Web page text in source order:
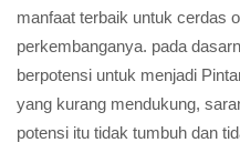
manfaat terbaik untuk cerdas
perkembanganya. pada
berpotensi untuk menjadi
yang kurang mendukung,
potensi itu tidak tumbuh dan